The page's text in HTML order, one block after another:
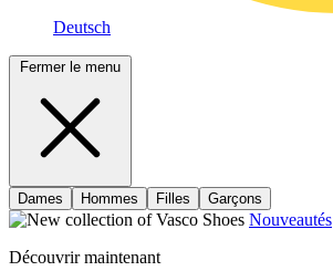
Deutsch
Fermer le menu
Dames Hommes Filles Garçons
Nouveautés
Découvrir maintenant